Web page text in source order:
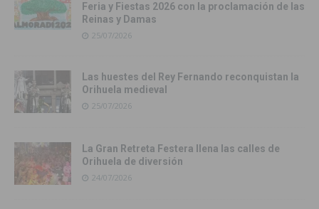
Feria y Fiestas 2026 con la proclamación de las
Reinas y Damas
25/07/2026
Las huestes del Rey Fernando reconquistan la
Orihuela medieval
25/07/2026
La Gran Retreta Festera llena las calles de
Orihuela de diversión
24/07/2026